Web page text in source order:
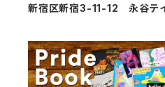
新宿区新宿3-11-12 永谷テ